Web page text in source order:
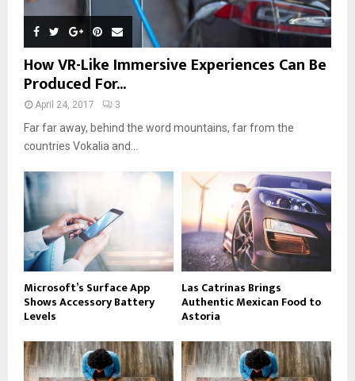
How VR-Like Immersive Experiences Can Be
Produced For...
April 24, 2017 3
Far far away, behind the word mountains, far from the
countries Vokalia and...
Microsoft’s Surface App
Shows Accessory Battery
Levels
Las Catrinas Brings
Authentic Mexican Food to
Astoria